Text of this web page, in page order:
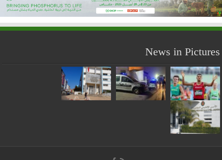
News in Pictures